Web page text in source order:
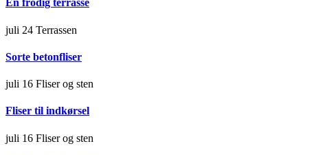
En frodig terrasse
juli 24 Terrassen
Sorte betonfliser
juli 16 Fliser og sten
Fliser til indkørsel
juli 16 Fliser og sten